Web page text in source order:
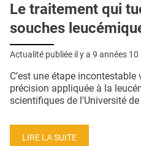
Le traitement qui
souches
Actualité publiée il y a 9 années 10
C’est une étape
précision appliquée à la
scientifiques de l'Université
LIRE LA SUITE